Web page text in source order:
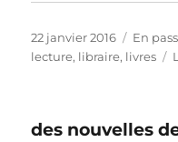
Publié
le
22 janvier 2016 Format
En
lecture, libraire, livres
des nouvelles